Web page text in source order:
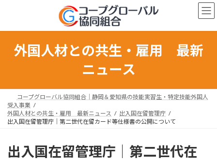
ン
プ
ー
動
外国人材との共生・雇用 最新
ニュース
コープグローバル協同組合｜静岡＆愛知県の技能実習生・特定技能外国人
受入事業
外国人材との共生・雇用 最新ニュース
出入国在留管理庁
出入国在留管理庁｜第二世代在留カード等仕様書の公開について
出入国在留管理庁｜第二世代在